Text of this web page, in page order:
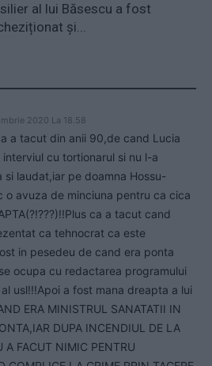
al lui Băsescu a fost
și...
2020 La 18.58
a tacut din anii 90,de cand Lucia
cu tortionarul si nu l-a
si laudat,iar pe doamna Hossu-
o avuza de minciuna pentru ca cica
ca a tacut cand
ca tehnocrat ca este
in pesedeu de cand era ponta
ocupa cu redactarea programului
usl!!!Apoi a fost mana dreapta a lui
ERA MINISTRUL SANATATII IN
DUPA INCENDIUL DE LA
A FACUT NIMIC PENTRU